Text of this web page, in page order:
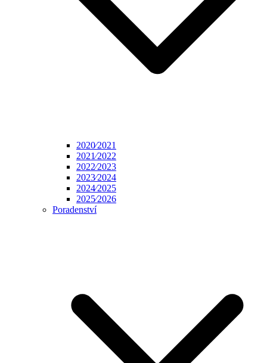
2020⁄2021
2021⁄2022
2022⁄2023
2023⁄2024
2024⁄2025
2025⁄2026
Poradenství